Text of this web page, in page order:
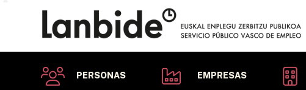
PERSONAS EMPRESAS